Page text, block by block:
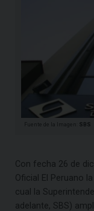
Fuente de la Imagen: SBS
Con fecha 26 de
Oficial El Peruano
cual la
adelante, SBS)